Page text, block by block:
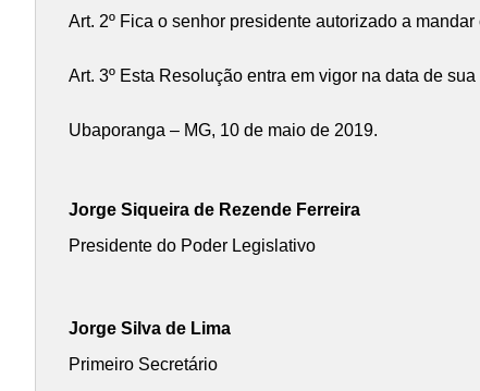
Art. 2º Fica o senhor presidente autorizado a
Art. 3º Esta Resolução entra em vigor na data de
Ubaporanga – MG, 10 de maio de 2019.
Jorge Siqueira de Rezende Ferreira
Presidente do Poder Legislativo
Jorge Silva de Lima
Primeiro Secretário